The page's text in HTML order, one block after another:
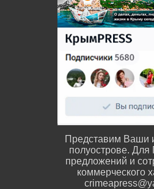
Представим Ваши
полуострове. Для
предложений и
коммерческого